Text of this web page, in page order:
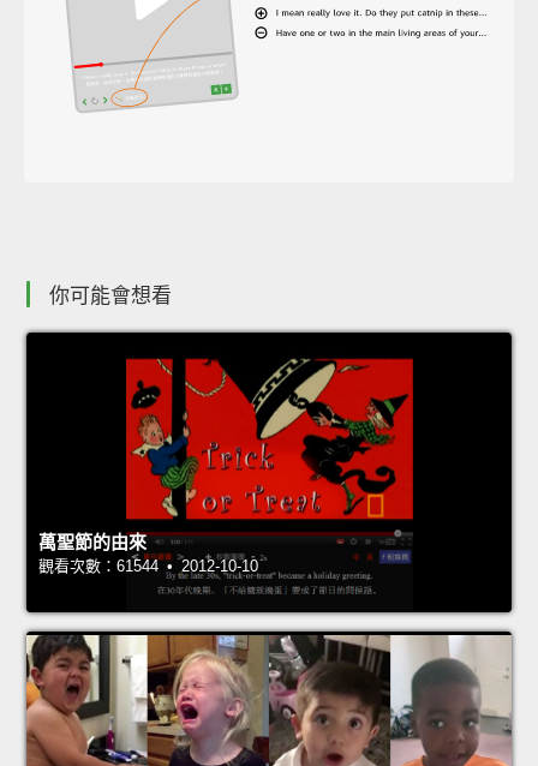
你可能會想看
萬聖節的由來
觀看次數：61544 • 2012-10-10